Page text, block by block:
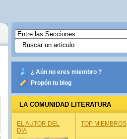
¿ Aún no eres miembro ?
Propón tu blog
LA COMUNIDAD LITERATURA
EL AUTOR DEL
DÍA
TOP MIEMBROS